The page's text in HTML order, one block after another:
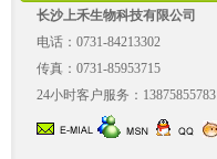
长沙上禾生物科技有限公司
电话：0731-84213302
传真：0731-85953715
24小时客户服务：13875855783